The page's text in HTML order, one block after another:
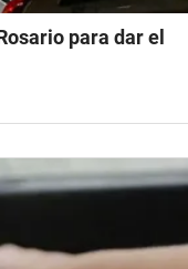
para dar el